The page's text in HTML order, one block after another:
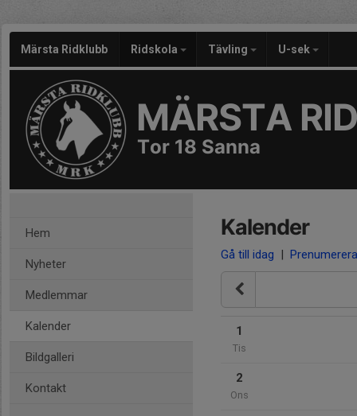
Märsta Ridklubb Ridskola Tävling U-sek
MÄRSTA
Tor 18 Sanna
Hem
Nyheter
Medlemmar
Kalender
Bildgalleri
Kontakt
Kalender
Gå till idag | Prenumerera
1
Tis
2
Ons